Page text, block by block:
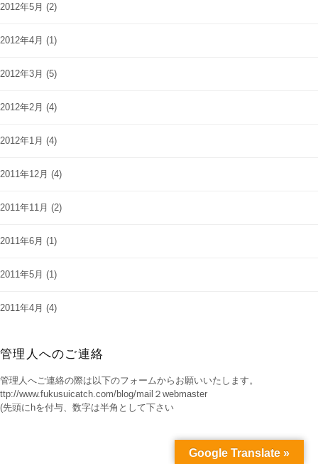
2012年5月 (2)
2012年4月 (1)
2012年3月 (5)
2012年2月 (4)
2012年1月 (4)
2011年12月 (4)
2011年11月 (2)
2011年6月 (1)
2011年5月 (1)
2011年4月 (4)
管理人へのご連絡
管理人へご連絡の際は以下のフォームからお願いいたします。
ttp://www.fukusuicatch.com/blog/mail２webmaster
(先頭にhを付与、数字は半角として下さい
Google Translate »